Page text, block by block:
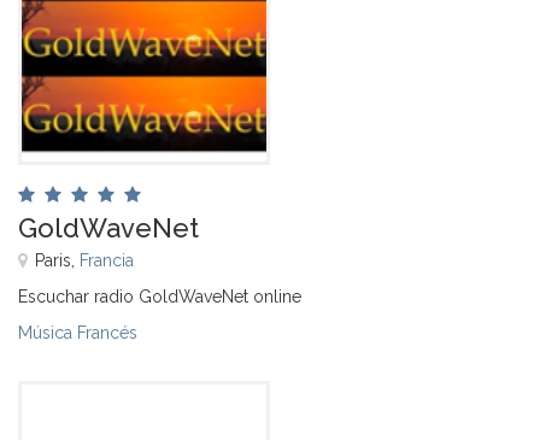
GoldWaveNet
Paris, Francia
Escuchar radio GoldWaveNet online
Música Francés